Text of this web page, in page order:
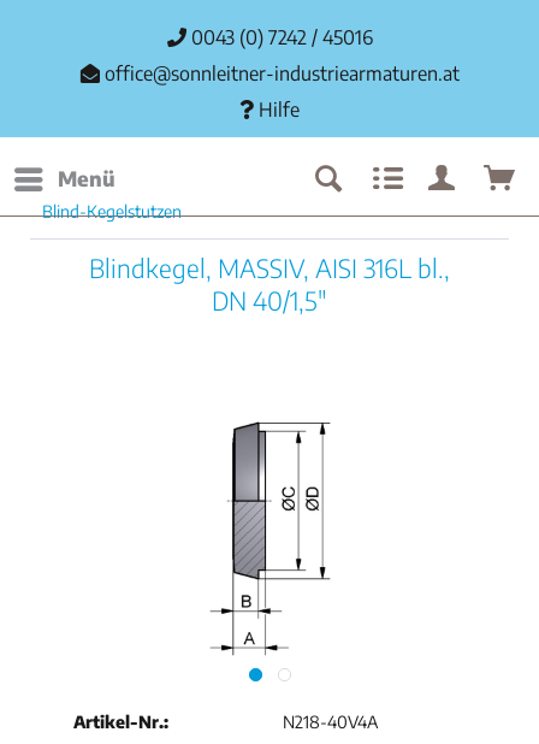
0043 (0) 7242 / 45016
office@sonnleitner-industriearmaturen.at
Hilfe
Menü
Blind-Kegelstutzen
Blindkegel, MASSIV, AISI 316L bl.,
DN 40/1,5"
Artikel-Nr.:
N218-40V4A